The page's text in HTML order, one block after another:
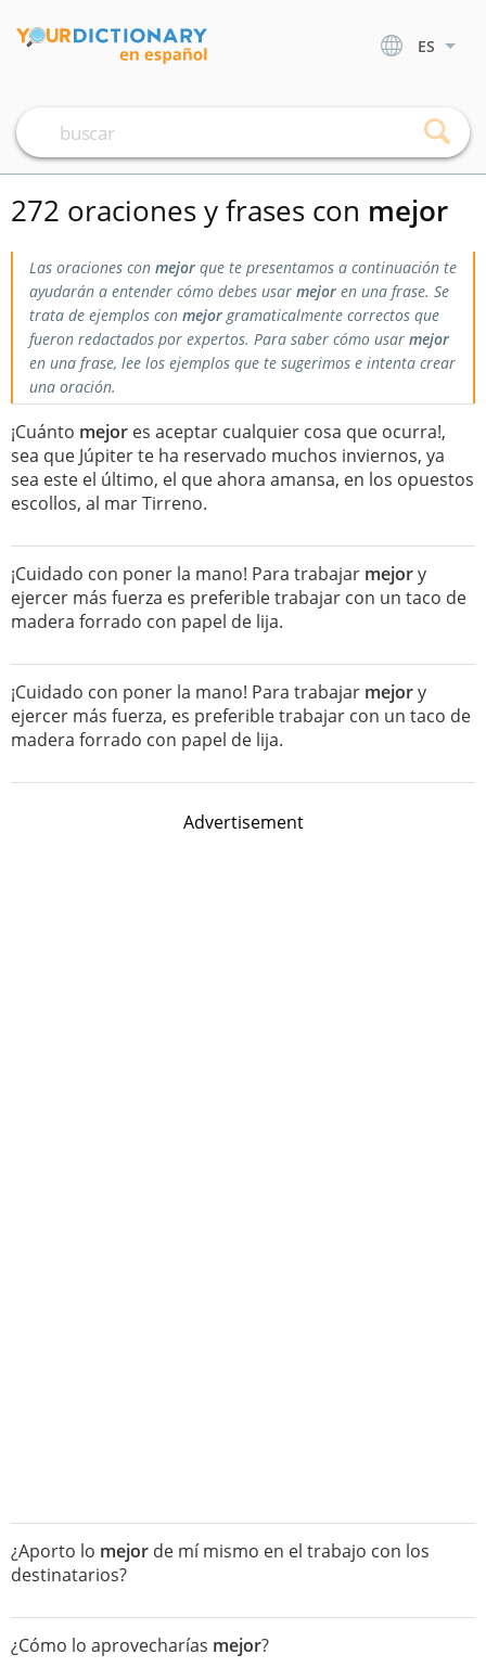
ES
272 oraciones y frases con mejor
Las oraciones con mejor que te presentamos a continuación te
ayudarán a entender cómo debes usar mejor en una frase. Se
trata de ejemplos con mejorgramaticalmente correctos que
fueron redactados por expertos. Para saber cómo usar mejor
en una frase, lee los ejemplos que te sugerimos e intenta crear
una oración.
¡Cuánto mejor es aceptar cualquier cosa que ocurra!,
sea que Júpiter te ha reservado muchos inviernos, ya
sea este el último, el que ahora amansa, en los opuestos
escollos, al mar Tirreno.
¡Cuidado con poner la mano! Para trabajar mejory
ejercer más fuerza es preferible trabajar con un taco de
madera forrado con papel de lija.
¡Cuidado con poner la mano! Para trabajar mejory
ejercer más fuerza, es preferible trabajar con un taco de
madera forrado con papel de lija.
Advertisement
¿Aporto lo mejor de mí mismo en el trabajo con los
destinatarios?
¿Cómo lo aprovecharías mejor?